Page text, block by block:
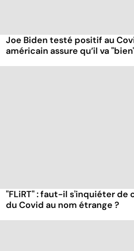
Joe Biden testé positif au
américain assure qu’il va
"FLiRT" : faut-il s'inquiéter de
du Covid au nom étrange ?